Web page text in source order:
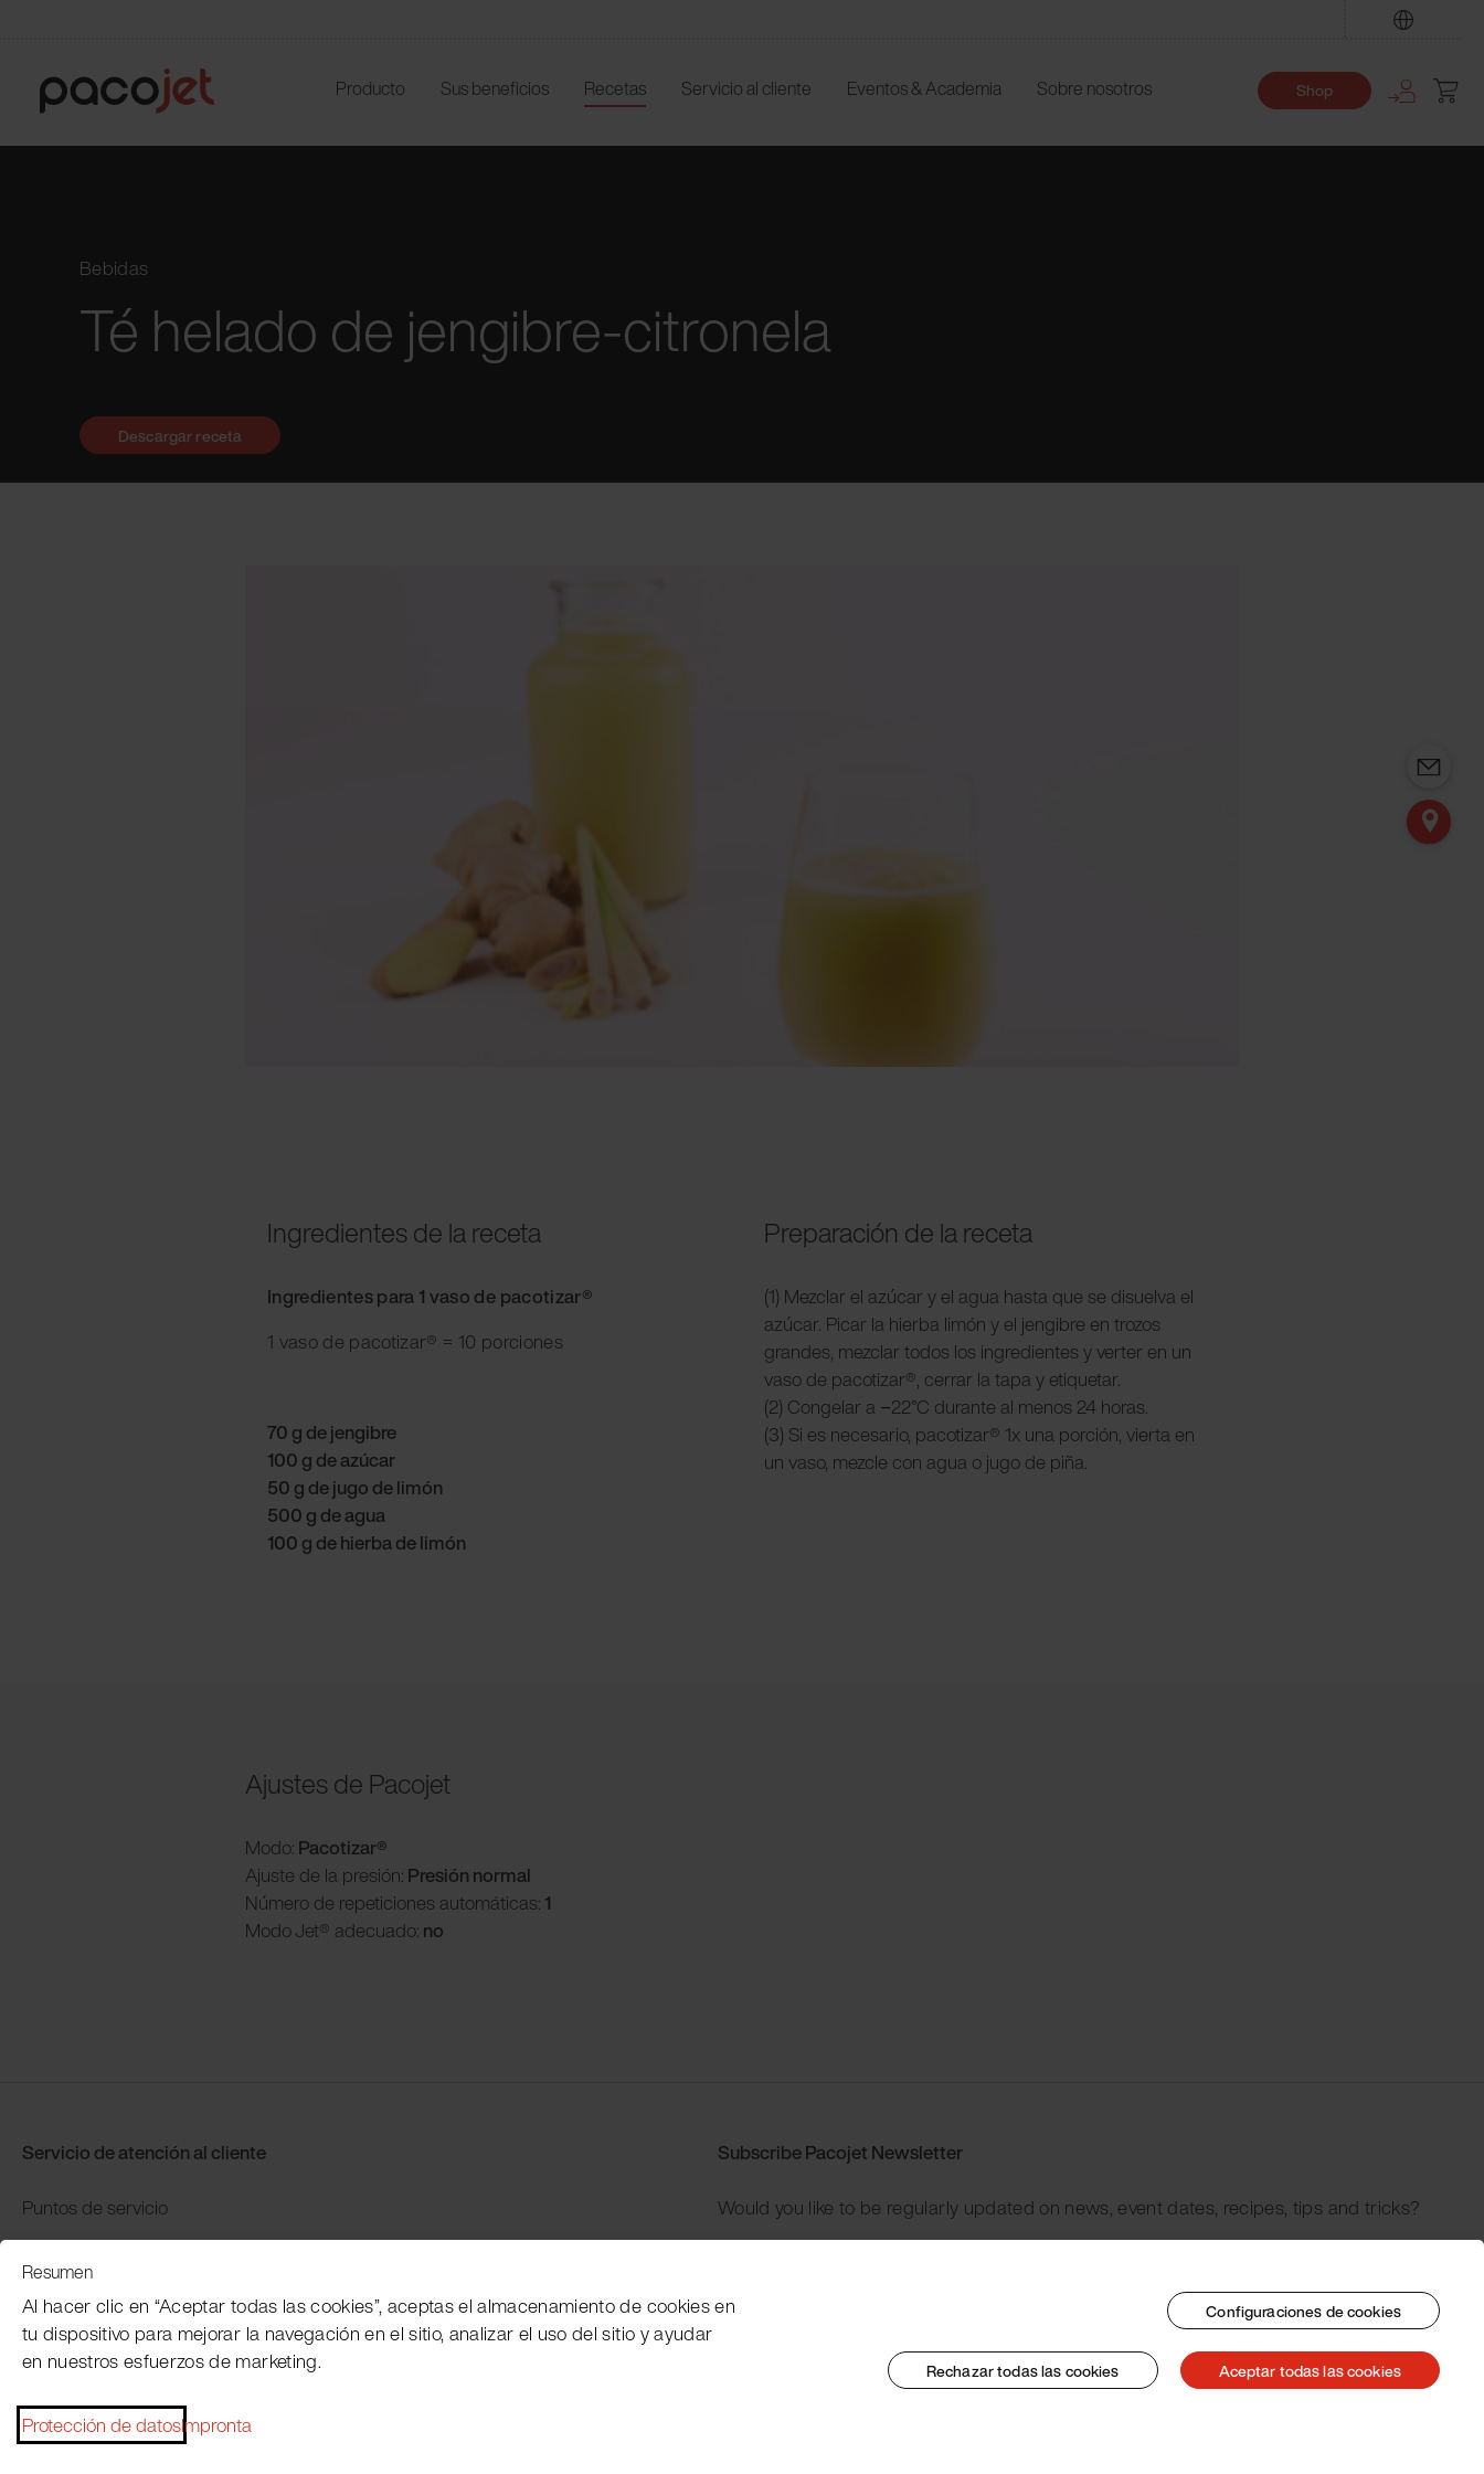
Producto Sus beneficios Recetas Servicio al cliente Eventos & Academia Sobre nosotros Shop
Bebidas
Té helado de jengibre-citronela
Ingredientes de la receta
Ingredientes para 1 vaso de pacotizar®
1 vaso de pacotizar® = 10 porciones
70 g de jengibre
100 g de azúcar
50 g de jugo de limón
500 g de agua
100 g de hierba de limón
Preparación de la receta
(1) Mezclar el azúcar y el agua hasta que se disuelva el
azúcar. Picar la hierba limón y el jengibre en trozos
grandes, mezclar todos los ingredientes y verter en un
vaso de pacotizar®, cerrar la tapa y etiquetar.
(2) Congelar a −22°C durante al menos 24 horas.
(3) Si es necesario, pacotizar® 1x una porción, vierta en
un vaso, mezcle con agua o jugo de piña.
Ajustes de Pacojet
Modo: Pacotizar®
Ajuste de la presión: Presión normal
Número de repeticiones automáticas: 1
ModoJet® adecuado: no
Descargar receta
Servicio de atención al cliente
Puntos de servicio
Distributors
Garantía y devolución
Pago y envío
Subscribe Pacojet Newsletter
Would you like to be regularly updated on news, event dates, recipes, tips and tricks?
Pie de imprenta Condiciones generales
Resumen
Al hacer clic en “Aceptar todas las cookies”, aceptas el almacenamiento de cookies en
tu dispositivo para mejorar la navegación en el sitio, analizar el uso del sitio y ayudar
en nuestros esfuerzos de marketing.
Protección de datosImpronta
Configuraciones de cookies
Rechazar todas las cookies Aceptar todas las cookies